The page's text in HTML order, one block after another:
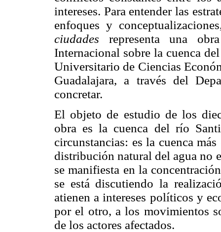
intereses. Para entender las
enfoques y
ciudades representa una
Internacional sobre la cuenca
Universitario de Ciencias
Guadalajara, a través del
concretar.
El objeto de estudio de los
obra es la cuenca del río
circunstancias: es la cuenca
distribución natural del agua no
se manifiesta en la
se está discutiendo la
atienen a intereses políticos y
por el otro, a los movimientos
de los actores afectados.